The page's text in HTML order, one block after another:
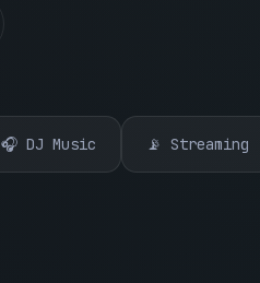
🎧 DJ Music 📡 Streaming